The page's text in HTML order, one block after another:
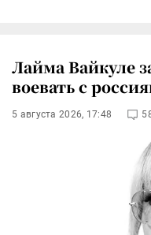
Лайма Вайкуле
воевать с
5 августа 2026, 17:48